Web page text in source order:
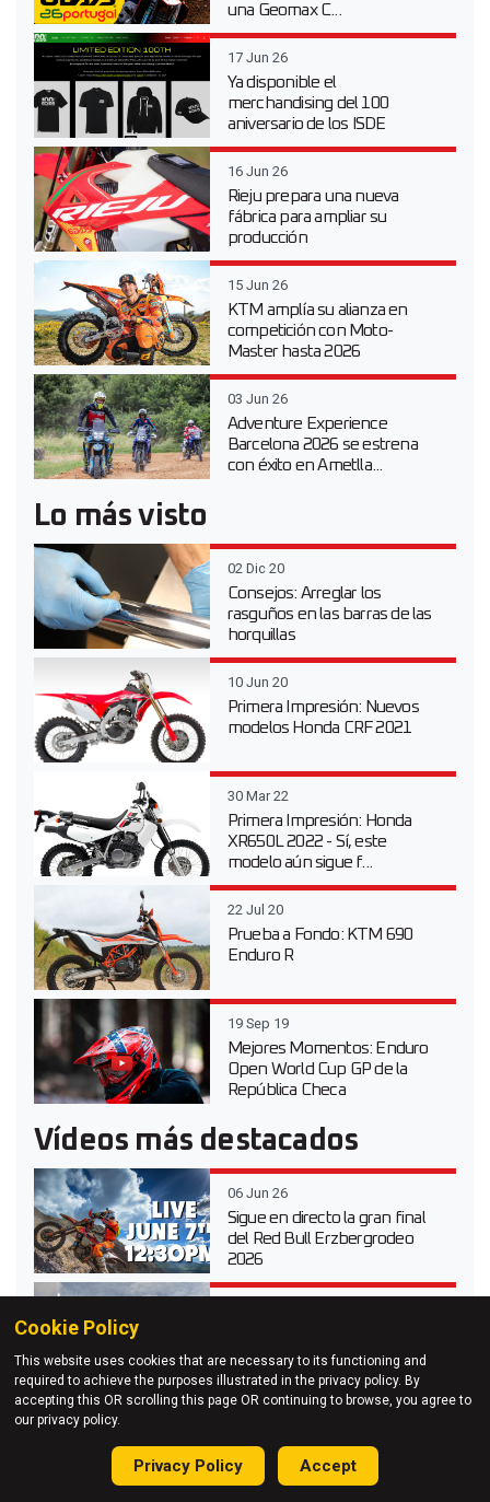
una Geomax C...
17 Jun 26
Ya disponible el
merchandising del 100
aniversario de los ISDE
16 Jun 26
Rieju prepara una nueva
fábrica para ampliar su
producción
15 Jun 26
KTM amplía su alianza en
competición con Moto-
Master hasta 2026
03 Jun 26
Adventure Experience
Barcelona 2026 se estrena
con éxito en Ametlla...
Lo más visto
02 Dic 20
Consejos: Arreglar los
rasguños en las barras de las
horquillas
10 Jun 20
Primera Impresión: Nuevos
modelos Honda CRF 2021
30 Mar 22
Primera Impresión: Honda
XR650L 2022 - Sí, este
modelo aún sigue f...
22 Jul 20
Prueba a Fondo: KTM 690
Enduro R
19 Sep 19
Mejores Momentos: Enduro
Open World Cup GP de la
República Checa
Vídeos más destacados
06 Jun 26
Sigue en directo la gran final
del Red Bull Erzbergrodeo
2026
DR-Z 4S Dual Sport 2026
Probamos toda la gama KTM
Enduro 2026 en KTM Off-
Road Experience
Cookie Policy
This website uses cookies that are necessary to its functioning and
required to achieve the purposes illustrated in the privacy policy. By
accepting this OR scrolling this page OR continuing to browse, you agree to
our privacy policy.
Privacy Policy Accept